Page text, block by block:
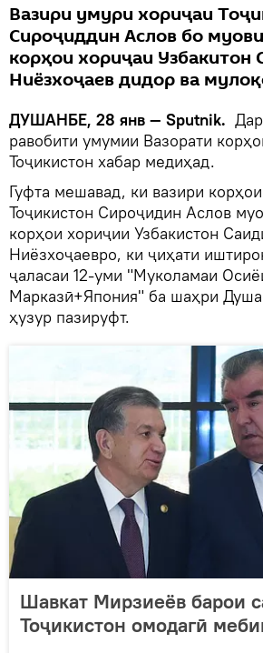
Вазири умури хориҷаи
Сироҷиддин Аслов бо
корҳои хориҷаи Узбакитон
Ниёзхоҷаев дидор ва
ДУШАНБЕ, 28 янв — Sputnik.
равобити умумии Вазорати
Тоҷикистон хабар медиҳад.
Гуфта мешавад, ки вазири
Тоҷикистон Сироҷидин Аслов
корҳои хориҷии Узбакистон
Ниёзхоҷаевро, ки ҷиҳати
ҷаласаи 12-уми "Муколамаи
Марказӣ+Япония" ба шаҳри
ҳузур пазируфт.
Шавкат Мирзиеёв барои
Тоҷикистон омодагӣ